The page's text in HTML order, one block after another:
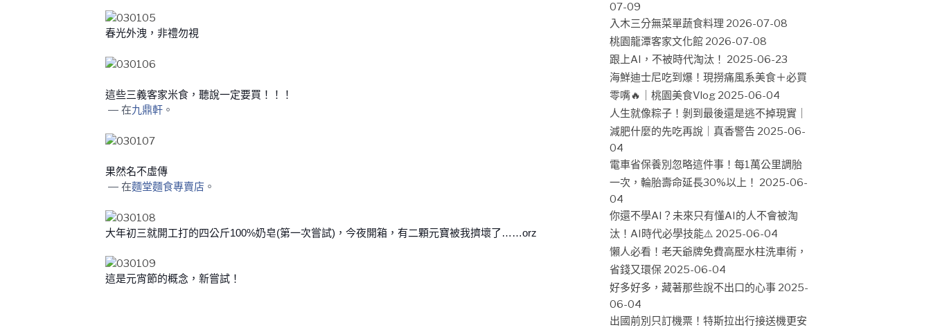
春光外洩，非禮勿視
這些三義客家米食，聽說一定要買！！！
— 在九鼎軒 。
果然名不虛傳
— 在麵堂麵食專賣店 。
大年初三就開工打的四公斤100%奶皂(第一次嘗試)，今夜開箱，有二顆元寶被我擠壞了……orz
這是元宵節的概念，新嘗試！
07-09
入木三分無菜單蔬食料理 2026-07-08
桃園龍潭客家文化館 2026-07-08
跟上AI，不被時代淘汰！ 2025-06-23
海鮮迪士尼吃到爆！現撈痛風系美食＋必買
零嘴🔥｜桃園美食Vlog 2025-06-04
人生就像粽子！剝到最後還是逃不掉現實｜
減肥什麼的先吃再說｜真香警告 2025-06-
04
電車省保養別忽略這件事！每1萬公里調胎
一次，輪胎壽命延長30%以上！ 2025-06-
04
你還不學AI？未來只有懂AI的人不會被淘
汰！AI時代必學技能⚠️ 2025-06-04
懶人必看！老天爺牌免費高壓水柱洗車術，
省錢又環保 2025-06-04
好多好多，藏著那些說不出口的心事 2025-
06-04
出國前別只訂機票！特斯拉出行接送機更安